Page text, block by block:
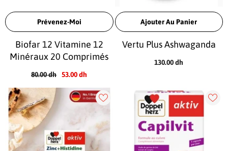
Prévenez-Moi
Biofar 12 Vitamine 12
Minéraux 20 Comprimés
80.00 dh 53.00 dh
Ajouter Au Panier
Vertu Plus Ashwaganda
130.00 dh